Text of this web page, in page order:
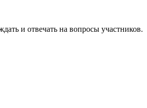
и отвечать на вопросы участников.